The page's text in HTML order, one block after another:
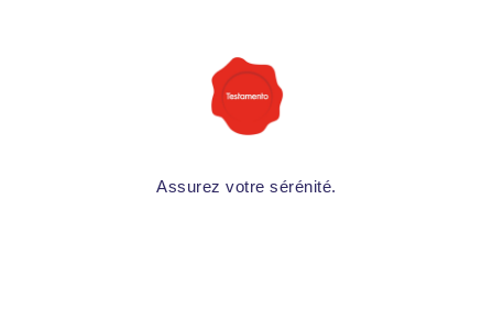
Assurez votre sérénité.